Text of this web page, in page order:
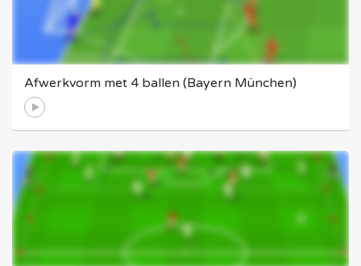
Afwerkvorm met 4 ballen (Bayern München)